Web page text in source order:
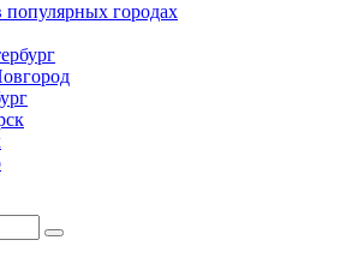
популярных городах